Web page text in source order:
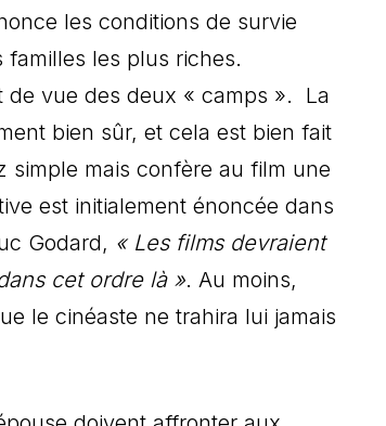
les conditions de survie
les plus riches.
de vue des deux « camps ». La
bien sûr, et cela est bien fait
simple mais confère au film une
est initialement énoncée dans
Godard, « Les films devraient
cet ordre là ». Au moins,
le cinéaste ne trahira lui jamais